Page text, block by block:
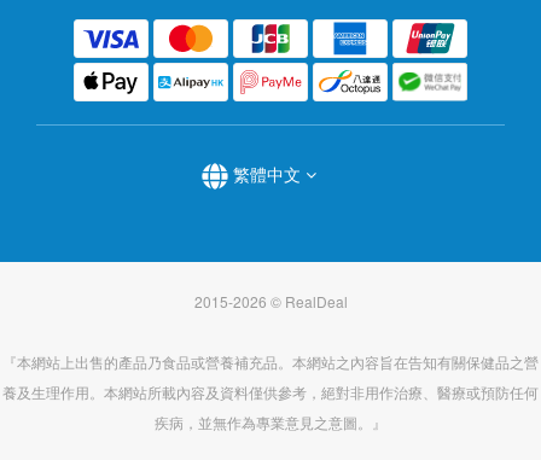
繁體中文
2015-2026 © RealDeal
『本網站上出售的產品乃食品或營養補充品。本網站之內容旨在告知有關保健品之營
養及生理作用。本網站所載內容及資料僅供參考，絕對非用作治療、醫療或預防任何
疾病，並無作為專業意見之意圖。』